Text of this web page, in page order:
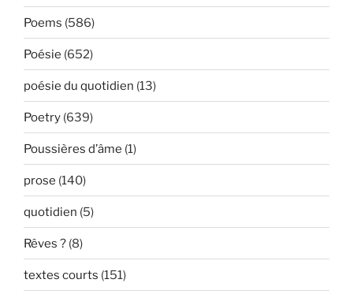
Poems (586)
Poésie (652)
poésie du quotidien (13)
Poetry (639)
Poussières d’âme (1)
prose (140)
quotidien (5)
Rêves ? (8)
textes courts (151)